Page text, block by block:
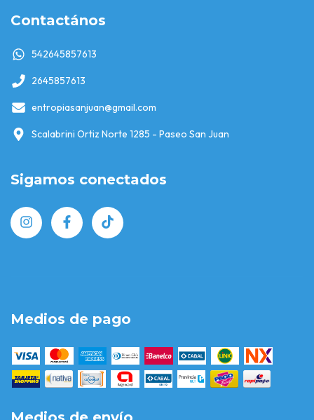
Contactános
542645857613
2645857613
entropiasanjuan@gmail.com
Scalabrini Ortiz Norte 1285 - Paseo San Juan
Sigamos conectados
Medios de pago